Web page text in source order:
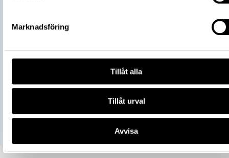
Marknadsföring
Tillåt alla
Tillåt urval
Avvisa
All textinformation (metadata) på denna sida är fri att använda